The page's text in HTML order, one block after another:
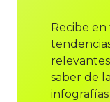
Recibe
saber de